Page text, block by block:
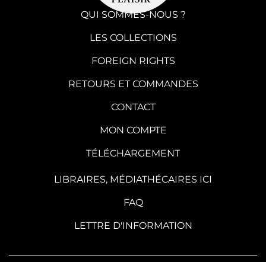
QUI SOMMES-NOUS ?
LES COLLECTIONS
FOREIGN RIGHTS
RETOURS ET COMMANDES
CONTACT
MON COMPTE
TÉLÉCHARGEMENT
LIBRAIRES, MÉDIATHÉCAIRES ICI
FAQ
LETTRE D'INFORMATION